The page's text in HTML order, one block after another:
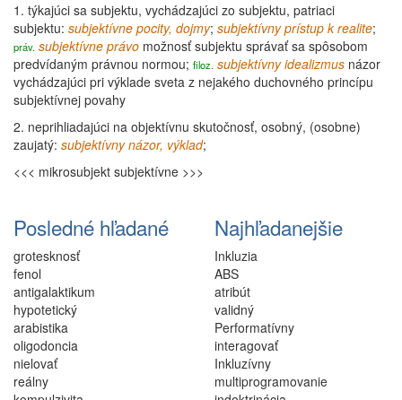
1. týkajúci sa subjektu, vychádzajúci zo subjektu, patriaci
subjektu: subjektívne pocity, dojmy; subjektívny prístup k realite;
práv. subjektívne právo možnosť subjektu správať sa spôsobom
predvídaným právnou normou; filoz. subjektívnyidealizmus názor
vychádzajúci pri výklade sveta z nejakého duchovného princípu
subjektívnej povahy
2. neprihliadajúci na objektívnu skutočnosť, osobný, (osobne)
zaujatý: subjektívny názor, výklad;
<<< mikrosubjekt subjektívne >>>
Posledné hľadané
grotesknosť
fenol
antigalaktikum
hypotetický
arabistika
oligodoncia
nielovať
reálny
Najhľadanejšie
Inkluzia
ABS
atribút
validný
Performatívny
interagovať
Inkluzívny
multiprogramovanie